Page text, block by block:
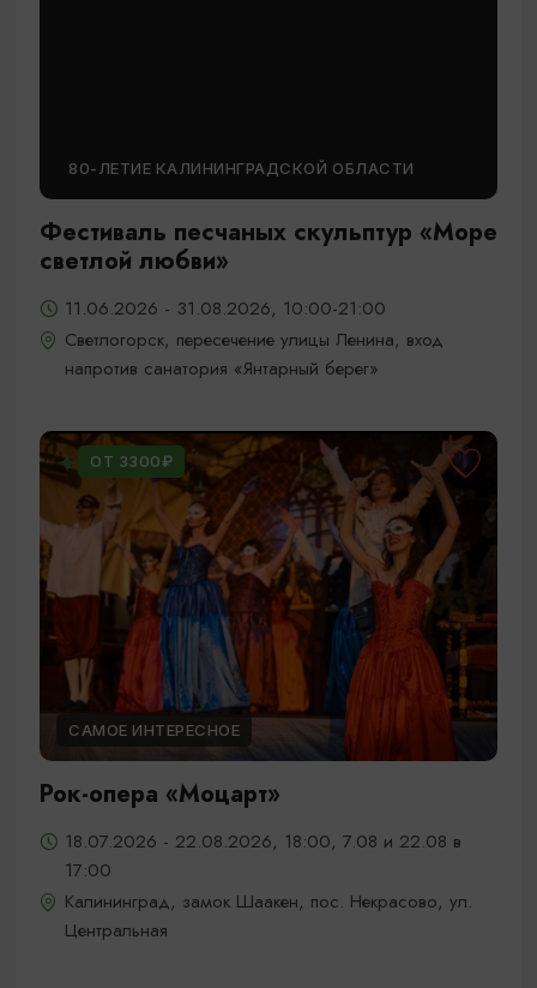
80-ЛЕТИЕ КАЛИНИНГРАДСКОЙ ОБЛАСТИ
Фестиваль песчаных скульптур «Море
светлой любви»
11.06.2026 - 31.08.2026, 10:00-21:00
Светлогорск, пересечение улицы Ленина, вход
напротив санатория «Янтарный берег»
ОТ 3300₽
САМОЕ ИНТЕРЕСНОЕ
Рок-опера «Моцарт»
18.07.2026 - 22.08.2026, 18:00, 7.08 и 22.08 в
17:00
Калининград, замок Шаакен, пос. Некрасово, ул.
Центральная